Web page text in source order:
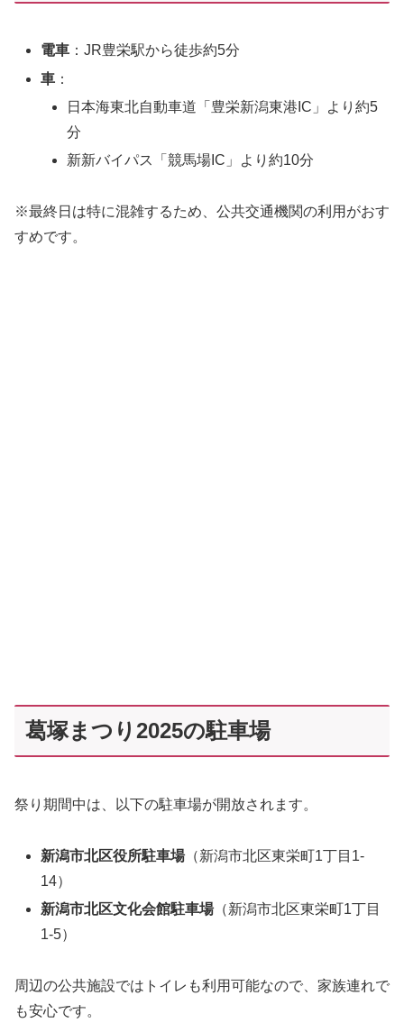
電車 ：JR豊栄駅から徒歩約5分
車 ：
日本海東北自動車道「豊栄新潟東港IC」より約5
分
新新バイパス「競馬場IC」より約10分
※最終日は特に混雑するため、公共交通機関の利用がおす
すめです。
葛塚まつり2025の駐車場
祭り期間中は、以下の駐車場が開放されます。
新潟市北区役所駐車場（新潟市北区東栄町1丁目1-
14）
新潟市北区文化会館駐車場（新潟市北区東栄町1丁目
1-5）
周辺の公共施設ではトイレも利用可能なので、家族連れで
も安心です。